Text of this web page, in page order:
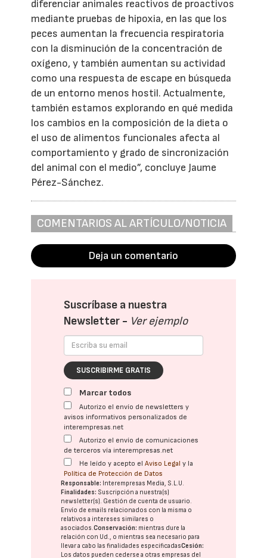
diferenciar animales reactivos de proactivos
mediante pruebas de hipoxia, en las que los
peces aumentan la frecuencia respiratoria
con la disminución de la concentración de
oxígeno, y también aumentan su actividad
como una respuesta de escape en búsqueda
de un entorno menos hostil. Actualmente,
también estamos explorando en qué medida
los cambios en la composición de la dieta o
el uso de alimentos funcionales afecta al
comportamiento y grado de sincronización
del animal con el medio”, concluye Jaume
Pérez-Sánchez.
COMENTARIOS AL ARTÍCULO/NOTICIA
Deja un comentario
Suscríbase a nuestra
Newsletter - Ver ejemplo
SUSCRIBIRME GRATIS
Marcar todos
Autorizo el envío de newsletters y
avisos informativos personalizados de
interempresas.net
Autorizo el envío de comunicaciones
de terceros vía interempresas.net
He leído y acepto elAviso Legal y la
Política de Protección de Datos
Responsable: Interempresas Media, S.L.U.
Finalidades: Suscripción a nuestra(s)
newsletter(s). Gestión de cuenta de usuario.
Envío de emails relacionados con la misma o
relativos a intereses similares o
asociados.Conservación: mientras dure la
relación con Ud., o mientras sea necesario para
llevar a cabo las finalidades especificadasCesión:
Los datos pueden cederse a otras empresas del